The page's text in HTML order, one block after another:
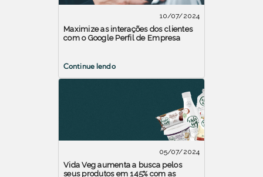
10/07/2024
Maximize as interações dos clientes
com o Google Perfil de Empresa
Continue lendo
05/07/2024
Vida Veg aumenta a busca pelos
seus produtos em 145% com as